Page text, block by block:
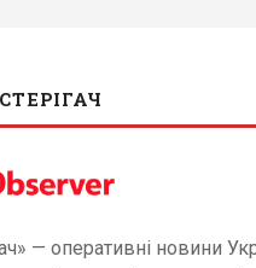
— оперативні новини